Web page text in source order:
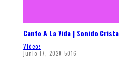
Canto A La Vida | Sonido
Videos
junio 17, 2020 5016